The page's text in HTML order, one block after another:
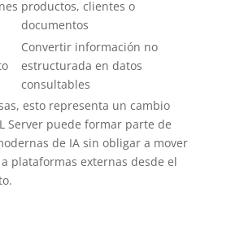
productos, clientes o
documentos
Convertir información no
estructurada en datos
consultables
esto representa un cambio
Server puede formar parte de
de IA sin obligar a mover
plataformas externas desde el